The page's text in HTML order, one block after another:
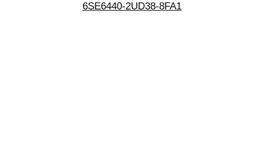
6SE6440-2UD38-8FA1